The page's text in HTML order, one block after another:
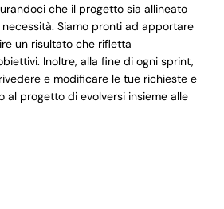
che il progetto sia allineato
Siamo pronti ad apportare
un risultato che rifletta
Inoltre, alla fine di ogni sprint,
e modificare le tue richieste e
al progetto di evolversi insieme alle